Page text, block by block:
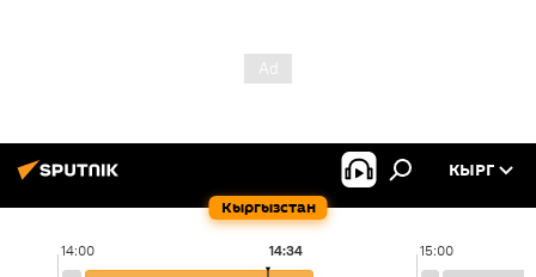
Кыргызстан
КЫРГ
14:00 15:00
14:34